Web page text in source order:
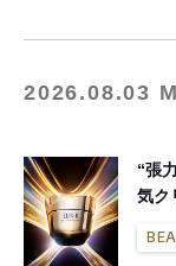
2026.08.03
“張
気ク